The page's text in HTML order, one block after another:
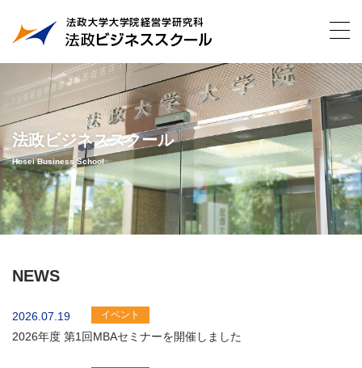
法政ビジネススクール
Hosei Business School
NEWS
2026.07.19 イベント
2026年度 第1回MBAセミナーを開催しました